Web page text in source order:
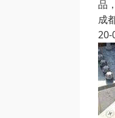
品
成
20-